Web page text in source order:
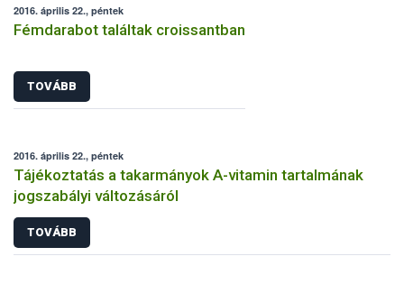
2016. április 22., péntek
Fémdarabot találtak croissantban
TOVÁBB
2016. április 22., péntek
Tájékoztatás a takarmányok A-vitamin tartalmának
jogszabályi változásáról
TOVÁBB